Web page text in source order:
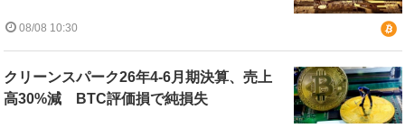
08/08 10:30
クリーンスパーク26年4-6月期決算、売上
高30%減 BTC評価損で純損失